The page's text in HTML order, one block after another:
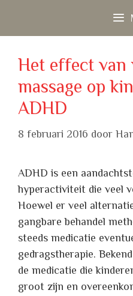
de
inhoudHet effect van
massage op
ADHD
8 februari 2016 door
ADHD is een
hyperactiviteit die veel
Hoewel er veel
gangbare behandel
steeds medicatie
gedragstherapie.
de medicatie die
groot zijn en